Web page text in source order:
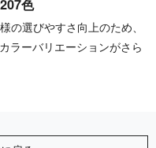
色
の選びやすさ向上のため、
ラーバリエーションがさら